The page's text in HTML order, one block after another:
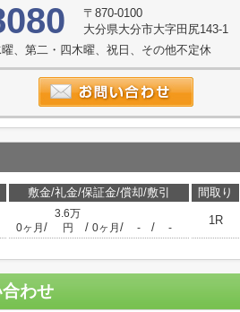
〒870-0100
大分県大分市大字田尻143-1
、第二・四木曜、祝日、その他不定休
敷金/礼金/保証金/償却/敷引 間取り
0ヶ月 /
3.6万
円
/ 0ヶ月 / - / -
1R
わせ